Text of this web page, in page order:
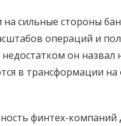
сильные стороны
операций и
он назвал
в трансформации на
финтех-компаний